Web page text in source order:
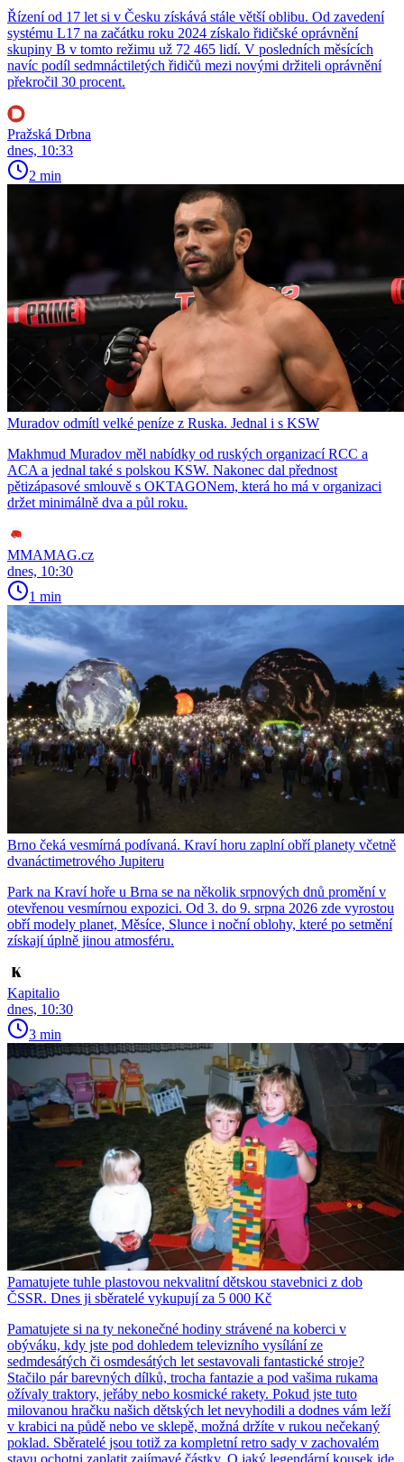
Řízení od 17 let si v Česku získává stále větší oblibu. Od zavedení
systému L17 na začátku roku 2024 získalo řidičské oprávnění
skupiny B v tomto režimu už 72 465 lidí. V posledních měsících
navíc podíl sedmnáctiletých řidičů mezi novými držiteli oprávnění
překročil 30 procent.
Pražská Drbna
dnes, 10:33
2 min
Muradov odmítl velké peníze z Ruska. Jednal i s KSW
Makhmud Muradov měl nabídky od ruských organizací RCC a
ACA a jednal také s polskou KSW. Nakonec dal přednost
pětizápasové smlouvě s OKTAGONem, která ho má v organizaci
držet minimálně dva a půl roku.
MMAMAG.cz
dnes, 10:30
1 min
Brno čeká vesmírná podívaná. Kraví horu zaplní obří planety včetně
dvanáctimetrového Jupiteru
Park na Kraví hoře u Brna se na několik srpnových dnů promění v
otevřenou vesmírnou expozici. Od 3. do 9. srpna 2026 zde vyrostou
obří modely planet, Měsíce, Slunce i noční oblohy, které po setmění
získají úplně jinou atmosféru.
Kapitalio
dnes, 10:30
3 min
Pamatujete tuhle plastovou nekvalitní dětskou stavebnici z dob
ČSSR. Dnes ji sběratelé vykupují za 5 000 Kč
Pamatujete si na ty nekonečné hodiny strávené na koberci v
obýváku, kdy jste pod dohledem televizního vysílání ze
sedmdesátých či osmdesátých let sestavovali fantastické stroje?
Stačilo pár barevných dílků, trocha fantazie a pod vašima rukama
ožívaly traktory, jeřáby nebo kosmické rakety. Pokud jste tuto
milovanou hračku našich dětských let nevyhodili a dodnes vám leží
v krabici na půdě nebo ve sklepě, možná držíte v rukou nečekaný
poklad. Sběratelé jsou totiž za kompletní retro sady v zachovalém
stavu ochotni zaplatit zajímavé částky. O jaký legendární kousek jde